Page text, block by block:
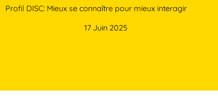
Profil DISC: Mieux se connaître pour mieux interagir
17 Juin 2025